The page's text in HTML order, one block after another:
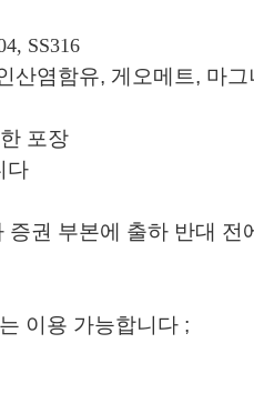
SS316
산염함유, 게오메트, 마그
포장
다
증권 부본에 출하 반대 전
이용 가능합니다 ;